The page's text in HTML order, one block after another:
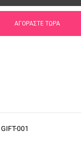
ΑΓΟΡΆΣΤΕ ΤΏΡΑ
GIFT-001